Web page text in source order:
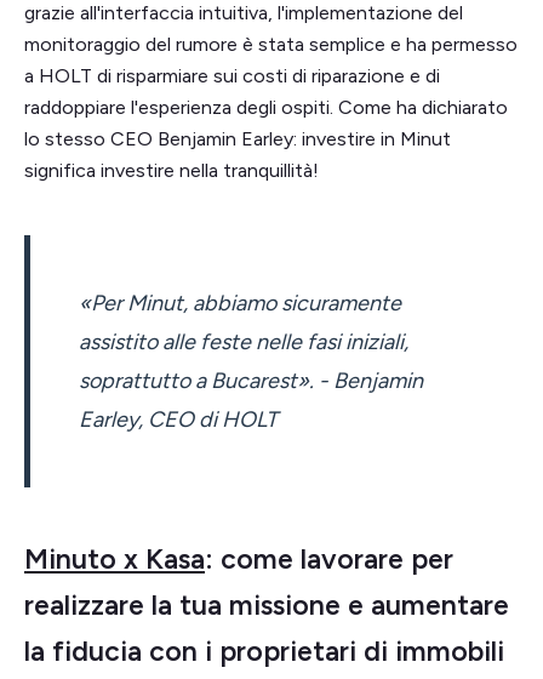
grazie all'interfaccia intuitiva, l'implementazione del
monitoraggio del rumore è stata semplice e ha permesso
a HOLT di risparmiare sui costi di riparazione e di
raddoppiare l'esperienza degli ospiti. Come ha dichiarato
lo stesso CEO Benjamin Earley: investire in Minut
significa investire nella tranquillità!
«Per Minut, abbiamo sicuramente
assistito alle feste nelle fasi iniziali,
soprattutto a Bucarest». - Benjamin
Earley, CEO di HOLT
Minuto x Kasa: come lavorare per
realizzare la tua missione e aumentare
la fiducia con i proprietari di immobili